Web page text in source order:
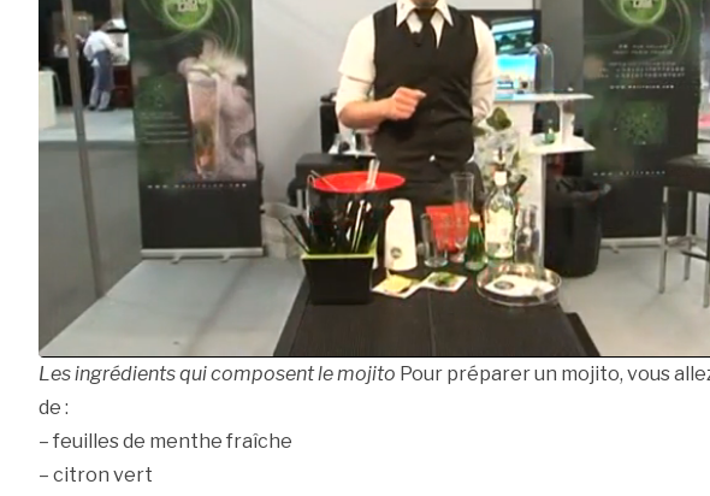
Les ingrédients qui composent le mojito Pour préparer un mojito, vous
de :
– feuilles de menthe fraîche
– citron vert